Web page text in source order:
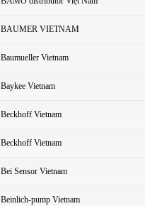
BAUMER VIETNAM
Baumueller Vietnam
Baykee Vietnam
Beckhoff Vietnam
Beckhoff Vietnam
Bei Sensor Vietnam
Beinlich-pump Vietnam